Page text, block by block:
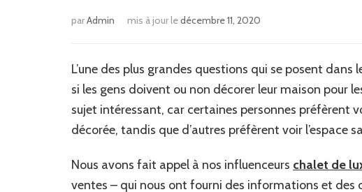
parAdmin mis à jour ledécembre 11, 2020
L’une des plus grandes questions qui se posent
si les gens doivent ou non décorer leur maison pour
sujet intéressant, car certaines personnes préfèrent
décorée, tandis que d’autres préfèrent voir l’espace
Nous avons fait appel à nos influenceurs chalet de
ventes – qui nous ont fourni des informations et